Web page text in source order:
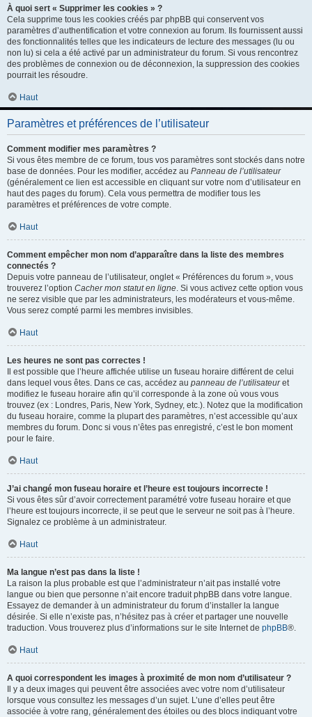
À quoi sert « Supprimer les cookies » ?
Cela supprime tous les cookies créés par phpBB qui conservent vos
paramètres d’authentification et votre connexion au forum. Ils fournissent aussi
des fonctionnalités telles que les indicateurs de lecture des messages (lu ou
non lu) si cela a été activé par un administrateur du forum. Si vous rencontrez
des problèmes de connexion ou de déconnexion, la suppression des cookies
pourrait les résoudre.
Haut
Paramètres et préférences de l’utilisateur
Comment modifier mes paramètres ?
Si vous êtes membre de ce forum, tous vos paramètres sont stockés dans notre
base de données. Pour les modifier, accédez au Panneau de l’utilisateur
(généralement ce lien est accessible en cliquant sur votre nom d’utilisateur en
haut des pages du forum). Cela vous permettra de modifier tous les
paramètres et préférences de votre compte.
Haut
Comment empêcher mon nom d’apparaître dans la liste des membres
connectés ?
Depuis votre panneau de l’utilisateur, onglet « Préférences du forum », vous
trouverez l’option Cacher mon statut en ligne. Si vous activez cette option vous
ne serez visible que par les administrateurs, les modérateurs et vous-même.
Vous serez compté parmi les membres invisibles.
Haut
Les heures ne sont pas correctes !
Il est possible que l’heure affichée utilise un fuseau horaire différent de celui
dans lequel vous êtes. Dans ce cas, accédez au panneau de l’utilisateuret
modifiez le fuseau horaire afin qu’il corresponde à la zone où vous vous
trouvez (ex : Londres, Paris, New York, Sydney, etc.). Notez que la modification
du fuseau horaire, comme la plupart des paramètres, n’est accessible qu’aux
membres du forum. Donc si vous n’êtes pas enregistré, c’est le bon moment
pour le faire.
Haut
J’ai changé mon fuseau horaire et l’heure est toujours incorrecte !
Si vous êtes sûr d’avoir correctement paramétré votre fuseau horaire et que
l’heure est toujours incorrecte, il se peut que le serveur ne soit pas à l’heure.
Signalez ce problème à un administrateur.
Haut
Ma langue n’est pas dans la liste !
La raison la plus probable est que l’administrateur n’ait pas installé votre
langue ou bien que personne n’ait encore traduit phpBB dans votre langue.
Essayez de demander à un administrateur du forum d’installer la langue
désirée. Si elle n’existe pas, n’hésitez pas à créer et partager une nouvelle
traduction. Vous trouverez plus d’informations sur le site Internet de phpBB®.
Haut
A quoi correspondent les images à proximité de mon nom d’utilisateur ?
Il y a deux images qui peuvent être associées avec votre nom d’utilisateur
lorsque vous consultez les messages d’un sujet. L’une d’elles peut être
associée à votre rang, généralement des étoiles ou des blocs indiquant votre